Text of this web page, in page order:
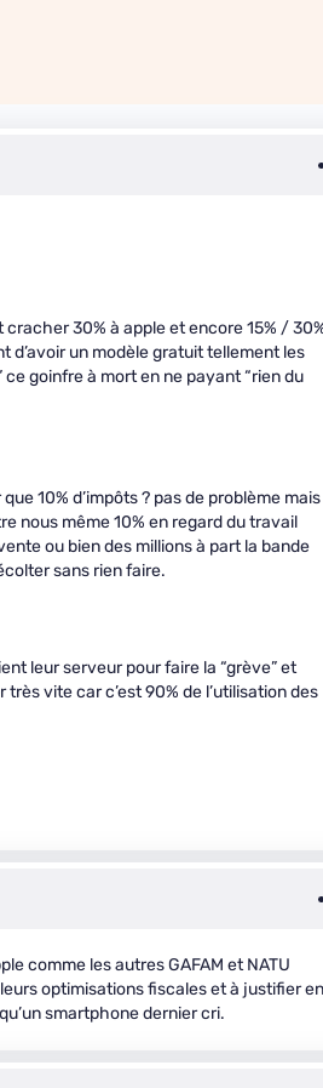
cracher 30% à apple et encore 15% /
d’avoir un modèle gratuit tellement les
goinfre à mort en ne payant “rien du
10% d’impôts ? pas de problème mais
nous même 10% en regard du travail
ou bien des millions à part la bande
sans rien faire.
leur serveur pour faire la “grève” et
vite car c’est 90% de l’utilisation des
comme les autres GAFAM et NATU
optimisations fiscales et à justifier en
smartphone dernier cri.